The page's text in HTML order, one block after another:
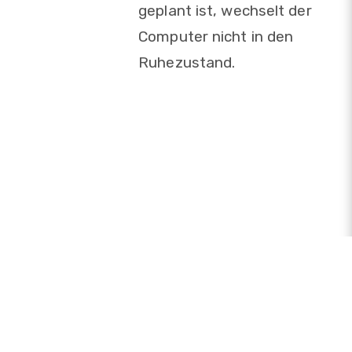
geplant ist, wechselt der
Computer nicht in den
Ruhezustand.